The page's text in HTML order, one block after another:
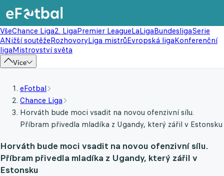
VšeChance Liga2. LigaPremier LeagueLaLigaBundesligaSerie
ANižší soutěžeRozhovoryLiga mistrůEvropská ligaKonferenční
ligaMistrovství světa
Více
eFotbal
Chance Liga
Horváth bude moci vsadit na novou ofenzivní sílu.
Příbram přivedla mladíka z Ugandy, který zářil v Estonsku
Horváth bude moci vsadit na novou ofenzivní sílu.
Příbram přivedla mladíka z Ugandy, který zářil v
Estonsku